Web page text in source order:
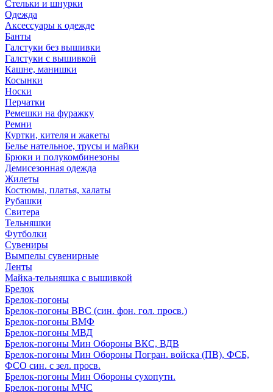
Стельки и шнурки
Одежда
Аксессуары к одежде
Банты
Галстуки без вышивки
Галстуки с вышивкой
Кашне, манишки
Косынки
Носки
Перчатки
Ремешки на фуражку
Ремни
Куртки, кителя и жакеты
Белье нательное, трусы и майки
Брюки и полукомбинезоны
Демисезонная одежда
Жилеты
Костюмы, платья, халаты
Рубашки
Свитера
Тельняшки
Футболки
Сувениры
Вымпелы сувенирные
Ленты
Майка-тельняшка с вышивкой
Брелок
Брелок-погоны
Брелок-погоны ВВС (син. фон. гол. просв.)
Брелок-погоны ВМФ
Брелок-погоны МВД
Брелок-погоны Мин Обороны ВКС, ВДВ
Брелок-погоны Мин Обороны Погран. войска (ПВ), ФСБ,
ФСО син. с зел. просв.
Брелок-погоны Мин Обороны сухопутн.
Брелок-погоны МЧС